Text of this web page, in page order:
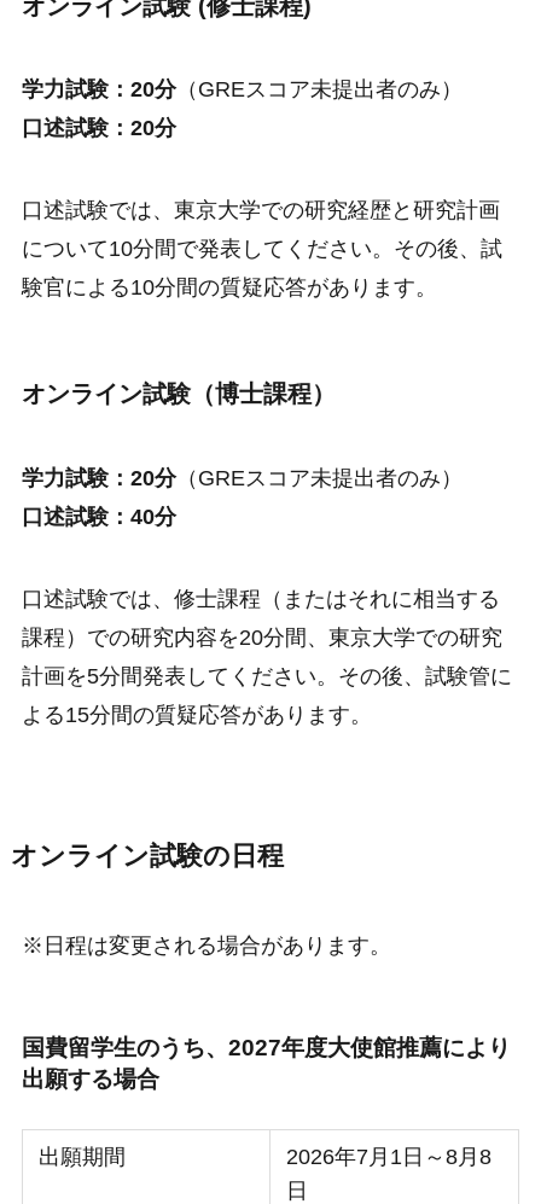
オンライン試験(修士課程)
学力試験：20分（GREスコア未提出者のみ）
口述試験：20分
口述試験では、東京大学での研究経歴と研究計画
について10分間で発表してください。その後、試
験官による10分間の質疑応答があります。
オンライン試験（博士課程）
学力試験：20分（GREスコア未提出者のみ）
口述試験：40分
口述試験では、修士課程（またはそれに相当する
課程）での研究内容を20分間、東京大学での研究
計画を5分間発表してください。その後、試験管に
よる15分間の質疑応答があります。
オンライン試験の日程
※日程は変更される場合があります。
国費留学生のうち、2027年度大使館推薦により
出願する場合
出願期間
2026年7月1日～8月8
日